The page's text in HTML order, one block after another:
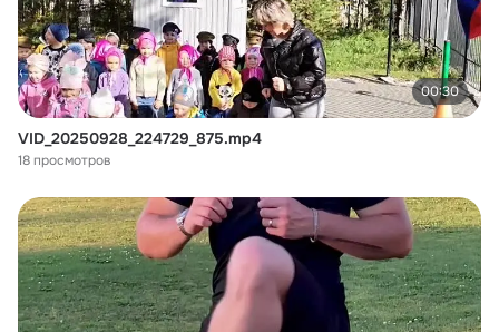
00:30
VID_20250928_224729_875.mp4
18 просмотров